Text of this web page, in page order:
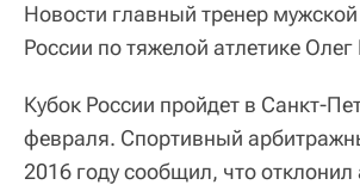
Новости главный тренер
России по тяжелой атлетике
Кубок России пройдет в Санкт-
февраля. Спортивный
2016 году сообщил, что